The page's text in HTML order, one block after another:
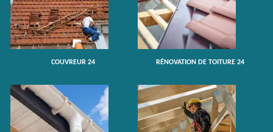
COUVREUR 24 RÉNOVATION DE TOITURE 24